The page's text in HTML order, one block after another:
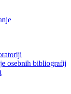
osebnih bibliografij